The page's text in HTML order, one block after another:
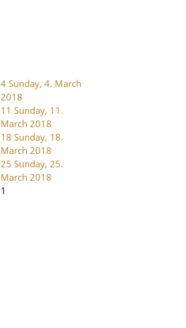
4 Sunday, 4. March
2018
11 Sunday, 11.
March 2018
18 Sunday, 18.
March 2018
25 Sunday, 25.
March 2018
1